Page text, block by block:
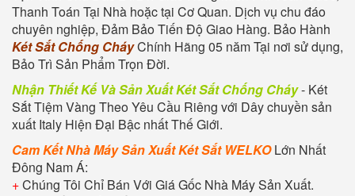
Thanh Toán Tại Nhà hoặc tại Cơ Quan. Dịch vụ chu đáo
chuyên nghiệp, Đảm Bảo Tiến Độ Giao Hàng. Bảo Hành
Két Sắt Chống CháyChính Hãng 05 năm Tại nơi sử dụng,
Bảo Trì Sản Phẩm Trọn Đời.
Nhận Thiết Kế Và Sản Xuất Két Sắt Chống Cháy- Két
Sắt Tiệm Vàng Theo Yêu Cầu Riêng với Dây chuyền sản
xuất Italy Hiện Đại Bậc nhất Thế Giới.
Cam Kết Nhà Máy Sản Xuất Két Sắt WELKOLớn Nhất
Đông Nam Á:
+Chúng Tôi Chỉ Bán Với Giá Gốc Nhà Máy Sản Xuất.